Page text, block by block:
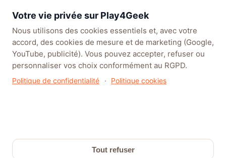
Succès, défis et récompenses
Play4Geek
Créez un compte gratuit pour débloquer des badges,
cumuler des points P4G et faire vivre votre profil
membre : publications, collection, participation aux
sondages et plus encore.
Votre vie privée sur Play4Geek
Nous utilisons des cookies essentiels et, avec votre
accord, des cookies de mesure et de marketing (Google,
YouTube, publicité). Vous pouvez accepter, refuser ou
personnaliser vos choix conformément au RGPD.
Politique de confidentialité · Politique cookies
Tout refuser